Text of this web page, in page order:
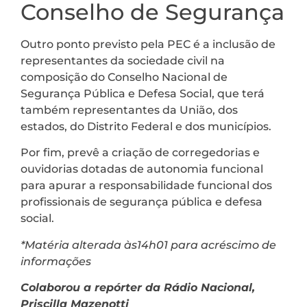
Conselho de Segurança
Outro ponto previsto pela PEC é a inclusão de
representantes da sociedade civil na
composição do Conselho Nacional de
Segurança Pública e Defesa Social, que terá
também representantes da União, dos
estados, do Distrito Federal e dos municípios.
Por fim, prevê a criação de corregedorias e
ouvidorias dotadas de autonomia funcional
para apurar a responsabilidade funcional dos
profissionais de segurança pública e defesa
social.
*Matéria alterada às14h01 para acréscimo de
informações
Colaborou a repórter da Rádio Nacional,
Priscilla Mazenotti